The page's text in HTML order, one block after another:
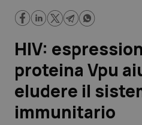
Regioni e Asl
Lavoro e Professioni
Scienza e Farmaci
Studi e Analisi
HIV:
proteina Vpu
eludere il
immunitario